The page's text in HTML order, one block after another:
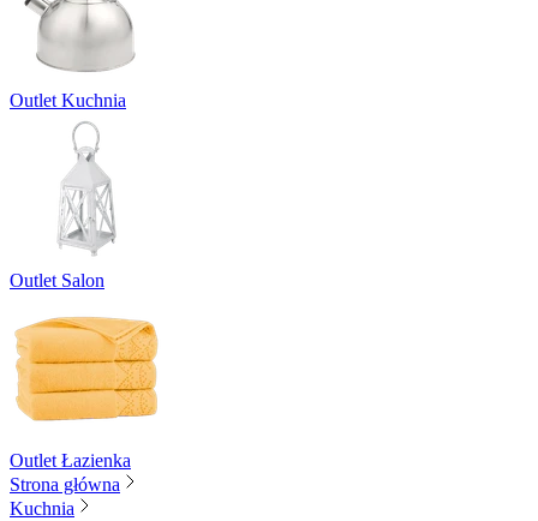
Outlet Kuchnia
Outlet Salon
Outlet Łazienka
Strona główna
Kuchnia